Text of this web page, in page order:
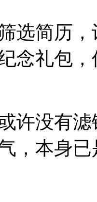
选简历
念礼包
许没有
，本身